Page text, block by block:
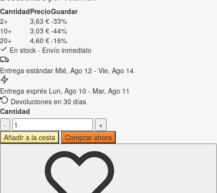
CantidadPrecioGuardar
2+
3,63 €-33%
10+
3,03 €-44%
20+
4,60 €-16%
En stock - Envío inmediato
Entrega estándar Mié, Ago 12 - Vie, Ago 14
Entrega exprés Lun, Ago 10 - Mar, Ago 11
Devoluciones en 30 días
Cantidad
-
+
Añadir a la cesta
Comprar ahora